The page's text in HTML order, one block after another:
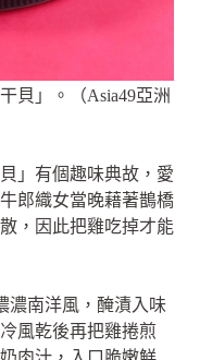
貝」。（Asia49亞洲
」有個趣味典故，愛
郎織女當晚藉著鵲橋
，因此把雞吃掉才能
濃南洋風，醃漬入味
風乾後再把雞捲煎